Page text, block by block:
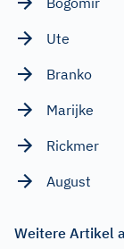
Ute
Branko
Marijke
Rickmer
August
Weitere Artikel